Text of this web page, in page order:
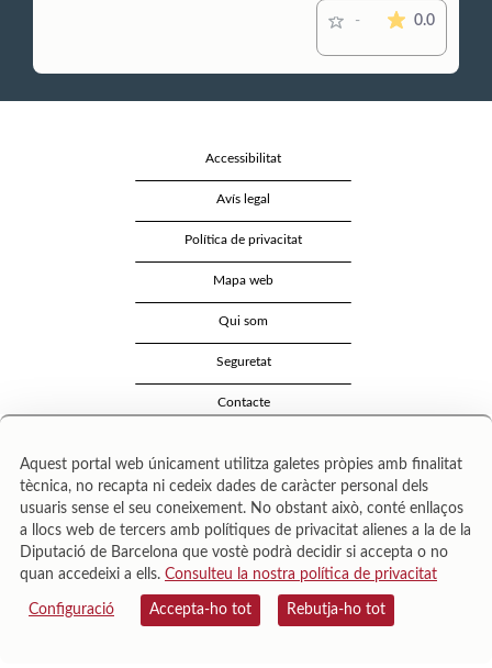
- 0.0La
Accessibilitat
Avís legal
Política de privacitat
Mapa web
Qui som
Seguretat
Contacte
Área de Cultura – Gerència de Serveis de Biblioteques. Zamora, 73. 08018 Barcelona. Tel:
943 022 222.
© Il·lustracions: Txesco Montalt · Esther Pradell · Agustín Comotto · David Maynar · Pam
Aquest portal web únicament utilitza galetes pròpies amb finalitat
tècnica, no recapta ni cedeix dades de caràcter personal dels
usuaris sense el seu coneixement. No obstant això, conté enllaços
a llocs web de tercers amb polítiques de privacitat alienes a la de la
Diputació de Barcelona que vostè podrà decidir si accepta o no
quan accedeixi a ells. Consulteu la nostra política de privacitat
Configuració Accepta-ho tot Rebutja-ho tot